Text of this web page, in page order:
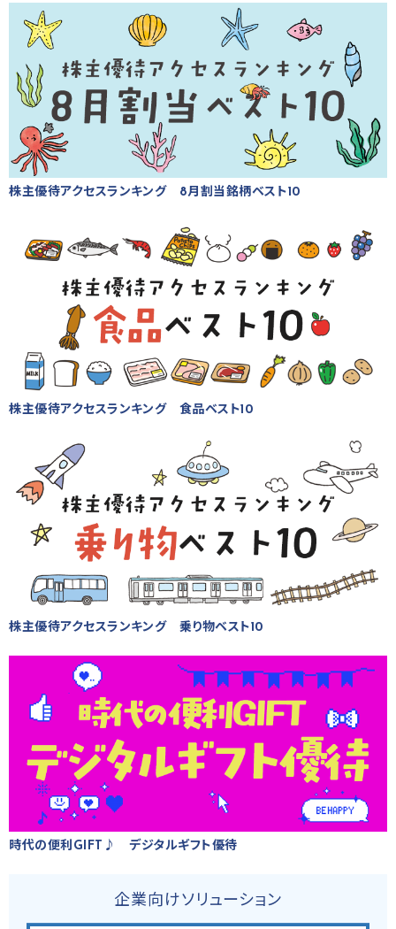
株主優待アクセスランキング 8月割当銘柄ベスト10
株主優待アクセスランキング 食品ベスト10
株主優待アクセスランキング 乗り物ベスト10
時代の便利GIFT♪ デジタルギフト優待
企業向けソリューション